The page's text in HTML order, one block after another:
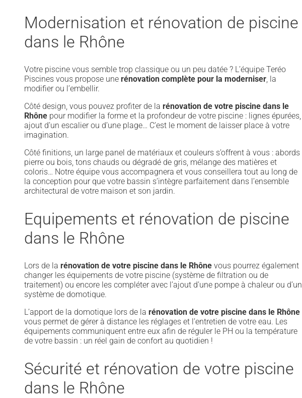
Modernisation et rénovation de piscine
dans le Rhône
Votre piscine vous semble trop classique ou un peu datée ? L’équipe Teréo
Piscines vous propose une rénovation complète pour la moderniser, la
modifier ou l’embellir.
Côté design, vous pouvez profiter de la rénovation de votre piscine dans le
Rhône pour modifier la forme et la profondeur de votre piscine : lignes épurées,
ajout d’un escalier ou d’une plage… C’est le moment de laisser place à votre
imagination.
Côté finitions, un large panel de matériaux et couleurs s’offrent à vous : abords
pierre ou bois, tons chauds ou dégradé de gris, mélange des matières et
coloris… Notre équipe vous accompagnera et vous conseillera tout au long de
la conception pour que votre bassin s’intègre parfaitement dans l’ensemble
architectural de votre maison et son jardin.
Equipements et rénovation de piscine
dans le Rhône
Lors de la rénovation de votre piscine dans le Rhône vous pourrez également
changer les équipements de votre piscine (système de filtration ou de
traitement) ou encore les compléter avec l’ajout d’une pompe à chaleur ou d’un
système de domotique.
L’apport de la domotique lors de la rénovation de votre piscine dans le Rhône
vous permet de gérer à distance les réglages et l’entretien de votre eau. Les
équipements communiquent entre eux afin de réguler le PH ou la température
de votre bassin : un réel gain de confort au quotidien !
Sécurité et rénovation de votre piscine
dans le Rhône